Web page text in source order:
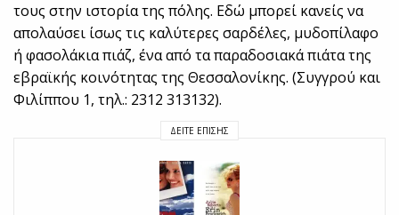
τους στην ιστορία της πόλης. Εδώ μπορεί κανείς να
απολαύσει ίσως τις καλύτερες σαρδέλες, μυδοπίλαφο
ή φασολάκια πιάζ, ένα από τα παραδοσιακά πιάτα της
εβραϊκής κοινότητας της Θεσσαλονίκης. (Συγγρού και
Φιλίππου 1, τηλ.: 2312 313132).
ΔΕΊΤΕ ΕΠΊΣΗΣ